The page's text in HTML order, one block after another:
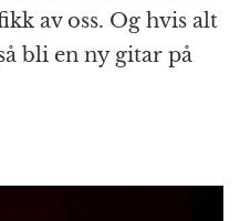
av oss. Og hvis alt
bli en ny gitar på